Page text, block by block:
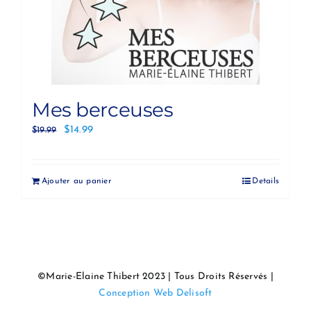
Mes berceuses
$19.99 $14.99
Ajouter au panier Details
©Marie-Elaine Thibert 2023 | Tous Droits Réservés |
Conception Web Delisoft